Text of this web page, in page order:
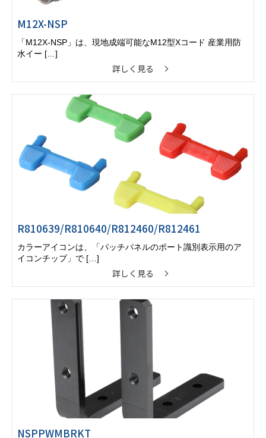
M12X-NSP
「M12X-NSP」は、現地成端可能なM12型Xコード 産業用防
水イー […]
詳しく見る
R810639/R810640/R812460/R812461
カラーアイコンは、「パッチパネルのポート識別表示用のア
イコンチップ」で […]
詳しく見る
NSPPWMBRKT